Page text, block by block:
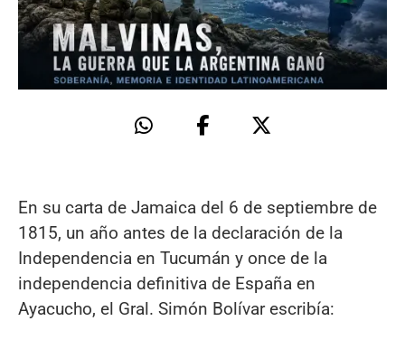
En su carta de Jamaica del 6 de septiembre de
1815, un año antes de la declaración de la
Independencia en Tucumán y once de la
independencia definitiva de España en
Ayacucho, el Gral. Simón Bolívar escribía: